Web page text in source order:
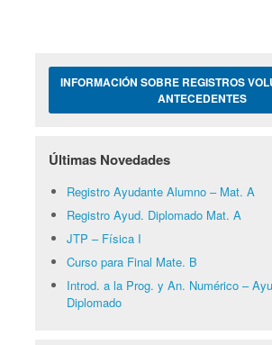
INFORMACIÓN SOBRE REGISTROS
ANTECEDENTES
Últimas Novedades
Registro Ayudante Alumno – Mat. A
Registro Ayud. Diplomado Mat. A
JTP – Física I
Curso para Final Mate. B
Introd. a la Prog. y An. Numérico –
Diplomado